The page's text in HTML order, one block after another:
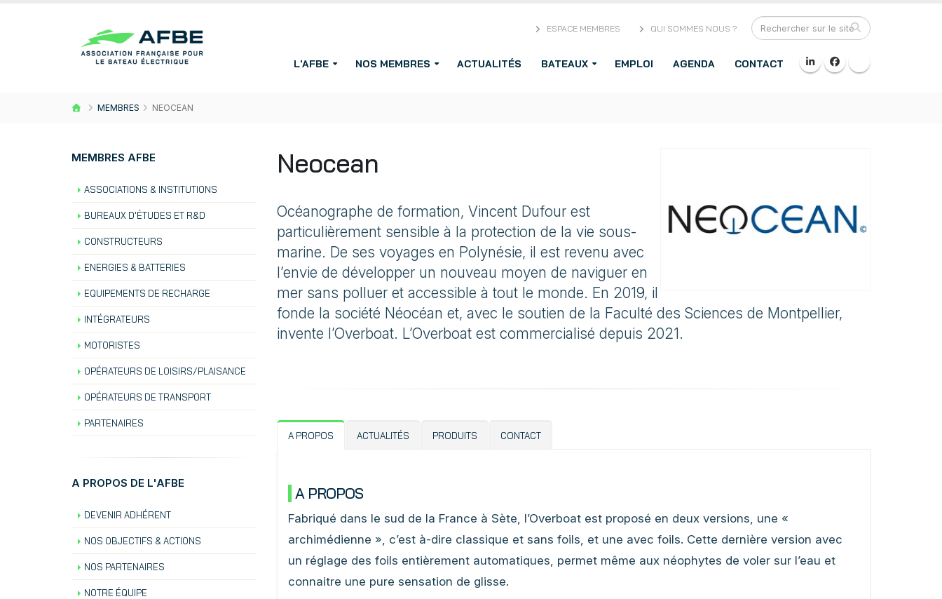
ESPACE MEMBRES QUI SOMMES NOUS ?
L'AFBE NOS MEMBRES ACTUALITÉS BATEAUX EMPLOI AGENDA CONTACT
MEMBRES NEOCEAN
MEMBRES AFBE
ASSOCIATIONS & INSTITUTIONS
BUREAUX D'ÉTUDES ET R&D
CONSTRUCTEURS
ENERGIES & BATTERIES
EQUIPEMENTS DE RECHARGE
INTÉGRATEURS
MOTORISTES
OPÉRATEURS DE LOISIRS/PLAISANCE
OPÉRATEURS DE TRANSPORT
PARTENAIRES
A PROPOS DE L'AFBE
DEVENIR ADHÉRENT
NOS OBJECTIFS & ACTIONS
NOS PARTENAIRES
NOTRE ÉQUIPE
Neocean
Océanographe de formation, Vincent Dufour est
particulièrement sensible à la protection de la vie sous-
marine. De ses voyages en Polynésie, il est revenu avec
l’envie de développer un nouveau moyen de naviguer en
mer sans polluer et accessible à tout le monde. En 2019, il
fonde la société Néocéan et, avec le soutien de la Faculté des Sciences de Montpellier,
invente l’Overboat. L’Overboat est commercialisé depuis 2021.
A PROPOS ACTUALITÉS PRODUITS CONTACT
A PROPOS
Fabriqué dans le sud de la France à Sète, l’Overboat est proposé en deux versions, une «
archimédienne », c’est à-dire classique et sans foils, et une avec foils. Cette dernière version avec
un réglage des foils entièrement automatiques, permet même aux néophytes de voler sur l’eau et
connaitre une pure sensation de glisse.